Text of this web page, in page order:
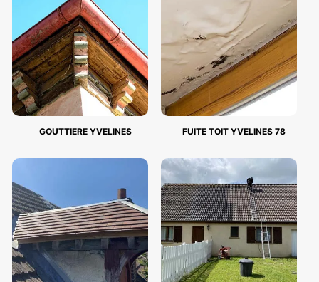
GOUTTIERE YVELINES FUITE TOIT YVELINES 78